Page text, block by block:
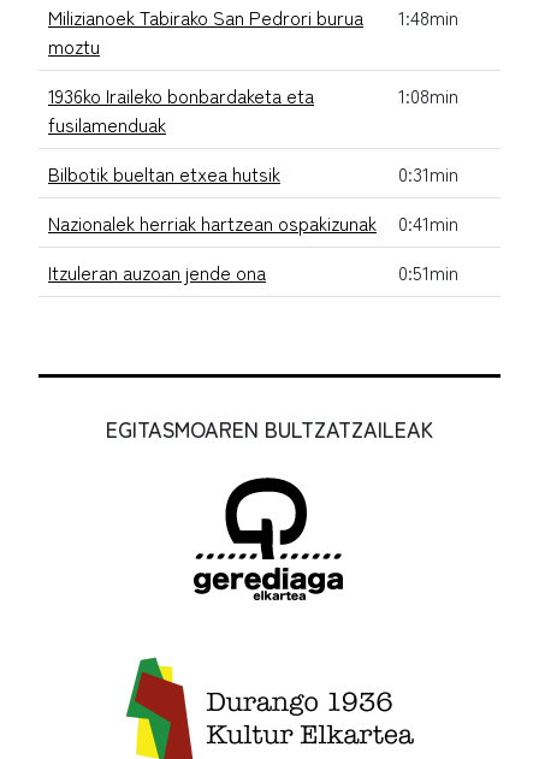
Milizianoek Tabirako San Pedrori burua
moztu
1:48min
1936ko Iraileko bonbardaketa eta
fusilamenduak
1:08min
Bilbotik bueltan etxea hutsik
0:31min
Nazionalek herriak hartzean ospakizunak
0:41min
Itzuleran auzoan jende ona
0:51min
EGITASMOAREN BULTZATZAILEAK